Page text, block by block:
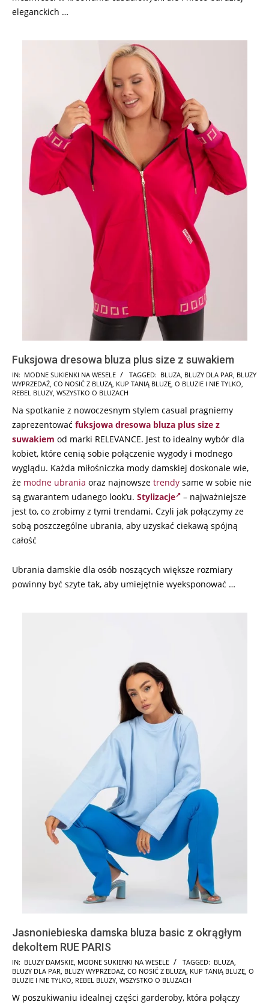
eleganckich …
Fuksjowa dresowa bluza plus size z suwakiem
2024-
07-
IN: MODNE SUKIENKI NA WESELE TAGGED: BLUZA, BLUZY DLA PAR, BLUZY
WYPRZEDAŻ, CO NOSIĆ Z BLUZĄ, KUP TANIĄ BLUZĘ, O BLUZIE I NIE TYLKO,
REBEL BLUZY, WSZYSTKO O BLUZACH
Na spotkanie z nowoczesnym stylem casual pragniemy
zaprezentować fuksjowa dresowa bluza plus size z
suwakiem od marki RELEVANCE. Jest to idealny wybór dla
kobiet, które cenią sobie połączenie wygody i modnego
wyglądu. Każda miłośniczka mody damskiej doskonale wie,
że modne ubrania oraz najnowsze trendy same w sobie nie
są gwarantem udanego look’u. Stylizacje
– najważniejsze
jest to, co zrobimy z tymi trendami. Czyli jak połączymy ze
sobą poszczególne ubrania, aby uzyskać ciekawą spójną
całość
Ubrania damskie dla osób noszących większe rozmiary
powinny być szyte tak, aby umiejętnie wyeksponować …
Jasnoniebieska damska bluza basic z okrągłym
dekoltem RUE PARIS
2024-
07-
IN: BLUZY DAMSKIE MODNE SUKIENKI NA WESELE TAGGED: BLUZA
BLUZY DLA PAR BLUZY WYPRZEDAŻ CO NOSIĆ Z BLUZĄ KUP TANIĄ BLUZĘ O
BLUZIE I NIE TYLKO REBEL BLUZY WSZYSTKO O BLUZACH
W poszukiwaniu idealnej części garderoby, która połączy